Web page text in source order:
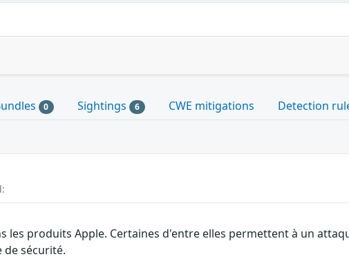
0 Sightings 6 CWE mitigations Detection
les produits Apple. Certaines d'entre elles permettent à un
sécurité.